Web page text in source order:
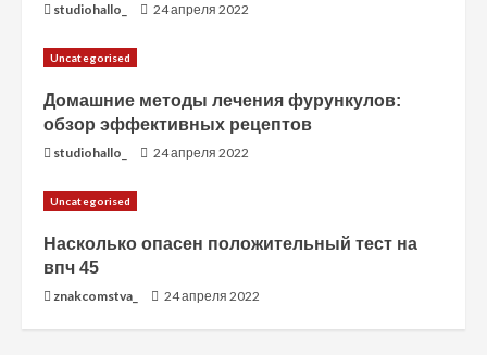
studiohallo_ 24 апреля 2022
Uncategorised
Домашние методы лечения фурункулов:
обзор эффективных рецептов
studiohallo_ 24 апреля 2022
Uncategorised
Насколько опасен положительный тест на
впч 45
znakcomstva_ 24 апреля 2022